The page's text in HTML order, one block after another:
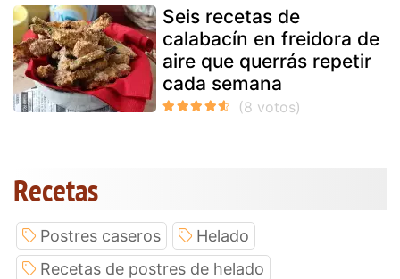
Seis recetas de
calabacín en freidora de
aire que querrás repetir
cada semana
Recetas
Postres caseros
Helado
Recetas de postres de helado